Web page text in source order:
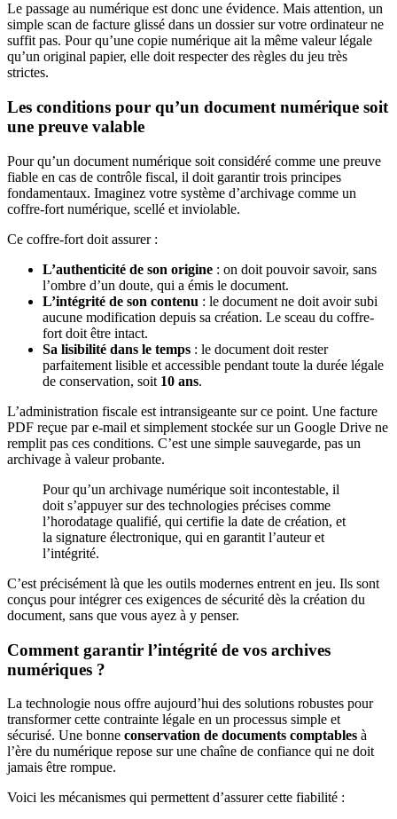
Le passage au numérique est donc une évidence. Mais attention, un
simple scan de facture glissé dans un dossier sur votre ordinateur ne
suffit pas. Pour qu’une copie numérique ait la même valeur légale
qu’un original papier, elle doit respecter des règles du jeu très
strictes.
Les conditions pour qu’un document numérique soit
une preuve valable
Pour qu’un document numérique soit considéré comme une preuve
fiable en cas de contrôle fiscal, il doit garantir trois principes
fondamentaux. Imaginez votre système d’archivage comme un
coffre-fort numérique, scellé et inviolable.
Ce coffre-fort doit assurer :
L’authenticité de son origine : on doit pouvoir savoir, sans
l’ombre d’un doute, qui a émis le document.
L’intégrité de son contenu : le document ne doit avoir subi
aucune modification depuis sa création. Le sceau du coffre-
fort doit être intact.
Sa lisibilité dans le temps : le document doit rester
parfaitement lisible et accessible pendant toute la durée légale
de conservation, soit 10 ans.
L’administration fiscale est intransigeante sur ce point. Une facture
PDF reçue par e-mail et simplement stockée sur un Google Drive ne
remplit pas ces conditions. C’est une simple sauvegarde, pas un
archivage à valeur probante.
Pour qu’un archivage numérique soit incontestable, il
doit s’appuyer sur des technologies précises comme
l’horodatage qualifié, qui certifie la date de création, et
la signature électronique, qui en garantit l’auteur et
l’intégrité.
C’est précisément là que les outils modernes entrent en jeu. Ils sont
conçus pour intégrer ces exigences de sécurité dès la création du
document, sans que vous ayez à y penser.
Comment garantir l’intégrité de vos archives
numériques ?
La technologie nous offre aujourd’hui des solutions robustes pour
transformer cette contrainte légale en un processus simple et
sécurisé. Une bonne conservation de documents comptables à
l’ère du numérique repose sur une chaîne de confiance qui ne doit
jamais être rompue.
Voici les mécanismes qui permettent d’assurer cette fiabilité :